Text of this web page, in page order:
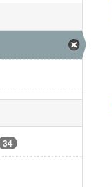
34